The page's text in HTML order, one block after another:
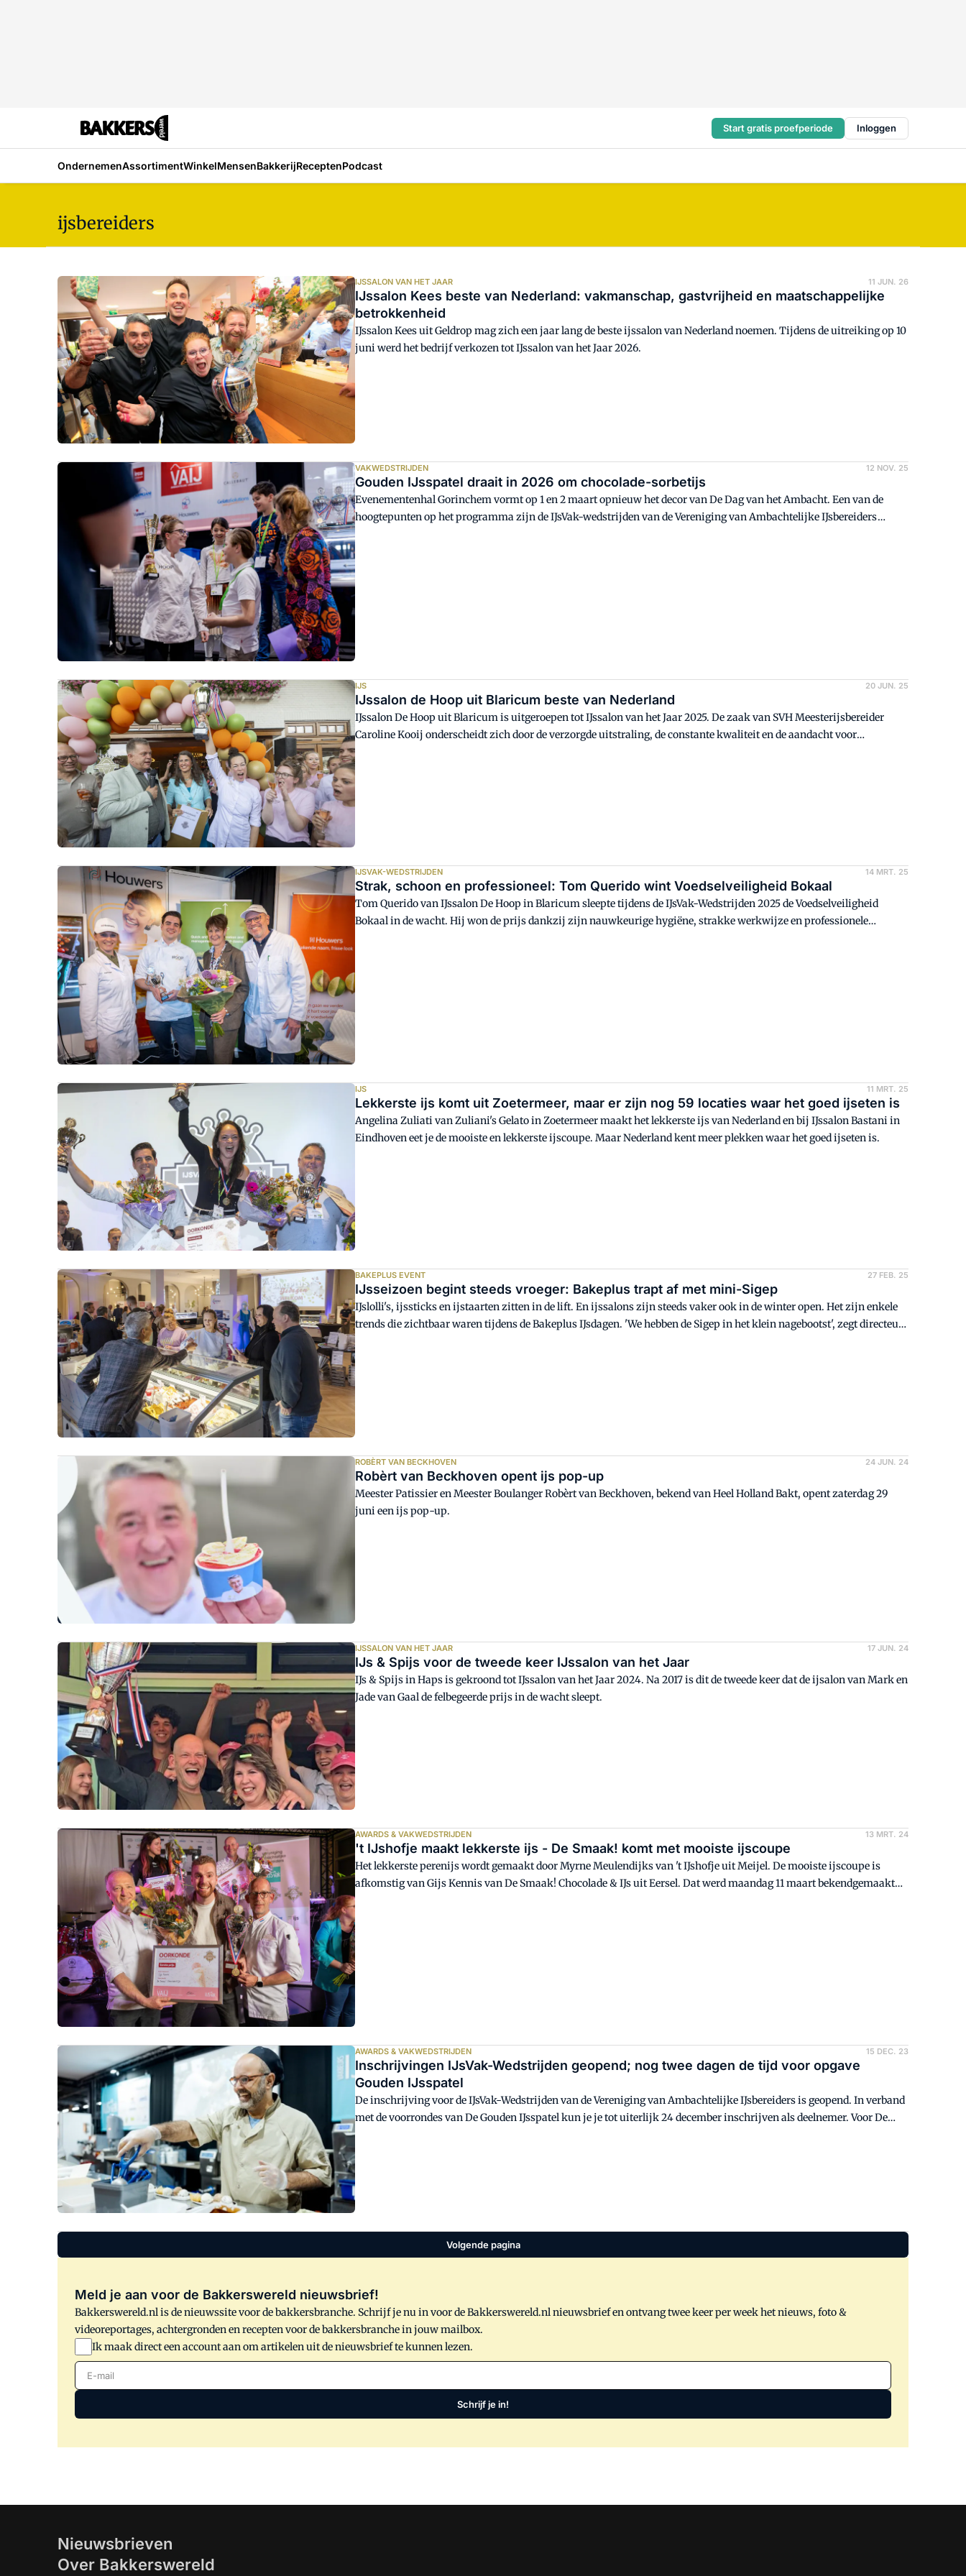
Start gratis proefperiode Inloggen
OndernemenAssortimentWinkelMensenBakkerijReceptenPodcast
ijsbereiders
IJSSALON VAN HET JAAR 11 JUN. 26
IJssalon Kees beste van Nederland: vakmanschap, gastvrijheid en maatschappelijke
betrokkenheid
IJssalon Kees uit Geldrop mag zich een jaar lang de beste ijssalon van Nederland noemen. Tijdens de uitreiking op 10
juni werd het bedrijf verkozen tot IJssalon van het Jaar 2026.
VAKWEDSTRIJDEN 12 NOV. 25
Gouden IJsspatel draait in 2026 om chocolade-sorbetijs
Evenementenhal Gorinchem vormt op 1 en 2 maart opnieuw het decor van De Dag van het Ambacht. Een van de
hoogtepunten op het programma zijn de IJsVak-wedstrijden van de Vereniging van Ambachtelijke IJsbereiders
IJS 20 JUN. 25
IJssalon de Hoop uit Blaricum beste van Nederland
IJssalon De Hoop uit Blaricum is uitgeroepen tot IJssalon van het Jaar 2025. De zaak van SVH Meesterijsbereider
Caroline Kooij onderscheidt zich door de verzorgde uitstraling, de constante kwaliteit en de aandacht voor
IJSVAK-WEDSTRIJDEN 14 MRT. 25
Strak, schoon en professioneel: Tom Querido wint Voedselveiligheid Bokaal
Tom Querido van IJssalon De Hoop in Blaricum sleepte tijdens de IJsVak-Wedstrijden 2025 de Voedselveiligheid
Bokaal in de wacht. Hij won de prijs dankzij zijn nauwkeurige hygiëne, strakke werkwijze en professionele
IJS 11 MRT. 25
Lekkerste ijs komt uit Zoetermeer, maar er zijn nog 59 locaties waar het goed ijseten is
Angelina Zuliati van Zuliani's Gelato in Zoetermeer maakt het lekkerste ijs van Nederland en bij IJssalon Bastani in
Eindhoven eet je de mooiste en lekkerste ijscoupe. Maar Nederland kent meer plekken waar het goed ijseten is.
BAKEPLUS EVENT 27 FEB. 25
IJsseizoen begint steeds vroeger: Bakeplus trapt af met mini-Sigep
IJslolli's, ijssticks en ijstaarten zitten in de lift. En ijssalons zijn steeds vaker ook in de winter open. Het zijn enkele
trends die zichtbaar waren tijdens de Bakeplus IJsdagen. 'We hebben de Sigep in het klein nagebootst', zegt directeur
ROBÈRT VAN BECKHOVEN 24 JUN. 24
Robèrt van Beckhoven opent ijs pop-up
Meester Patissier en Meester Boulanger Robèrt van Beckhoven, bekend van Heel Holland Bakt, opent zaterdag 29
juni een ijs pop-up.
IJSSALON VAN HET JAAR 17 JUN. 24
IJs & Spijs voor de tweede keer IJssalon van het Jaar
IJs & Spijs in Haps is gekroond tot IJssalon van het Jaar 2024. Na 2017 is dit de tweede keer dat de ijsalon van Mark en
Jade van Gaal de felbegeerde prijs in de wacht sleept.
AWARDS & VAKWEDSTRIJDEN 13 MRT. 24
't IJshofje maakt lekkerste ijs - De Smaak! komt met mooiste ijscoupe
Het lekkerste perenijs wordt gemaakt door Myrne Meulendijks van 't IJshofje uit Meijel. De mooiste ijscoupe is
afkomstig van Gijs Kennis van De Smaak! Chocolade & IJs uit Eersel. Dat werd maandag 11 maart bekendgemaakt
AWARDS & VAKWEDSTRIJDEN 15 DEC. 23
Inschrijvingen IJsVak-Wedstrijden geopend; nog twee dagen de tijd voor opgave
Gouden IJsspatel
De inschrijving voor de IJsVak-Wedstrijden van de Vereniging van Ambachtelijke IJsbereiders is geopend. In verband
met de voorrondes van De Gouden IJsspatel kun je je tot uiterlijk 24 december inschrijven als deelnemer. Voor De
Volgende pagina
Meld je aan voor de Bakkerswereld nieuwsbrief!
Bakkerswereld.nl is de nieuwssite voor de bakkersbranche. Schrijf je nu in voor de Bakkerswereld.nl nieuwsbrief en ontvang twee keer per week het nieuws, foto &
videoreportages, achtergronden en recepten voor de bakkersbranche in jouw mailbox.
Ik maak direct een account aan om artikelen uit de nieuwsbrief te kunnen lezen.
E-mail
Schrijf je in!
Nieuwsbrieven
Over Bakkerswereld